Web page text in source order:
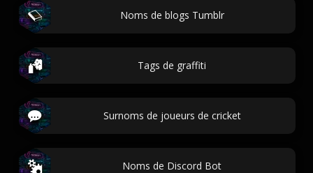
Noms de blogs Tumblr
Tags de graffiti
Surnoms de joueurs de cricket
Noms de Discord Bot